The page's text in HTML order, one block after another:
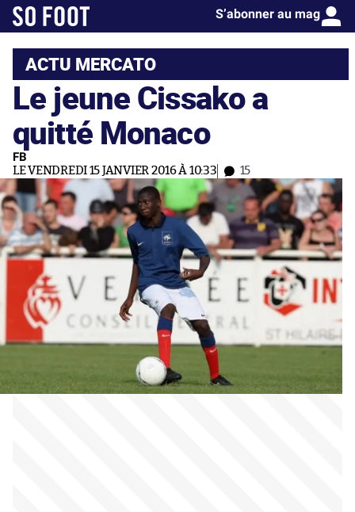
S’abonner au mag
ACTU MERCATO
Le jeune Cissako a
quitté Monaco
FB
LE VENDREDI 15 JANVIER 2016 À 10:33 15